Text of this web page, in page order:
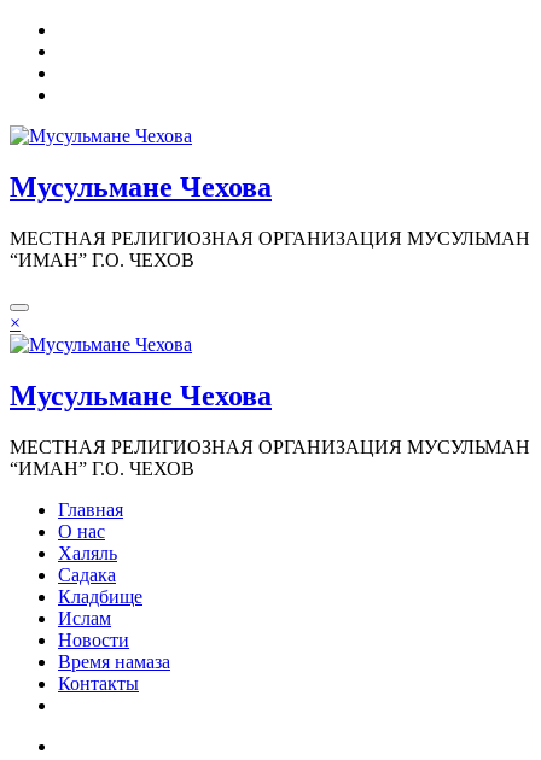
Перейти
содержимому
Мусульмане Чехова
МЕСТНАЯ РЕЛИГИОЗНАЯ ОРГАНИЗАЦИЯ МУСУЛЬМАН
“ИМАН” Г.О. ЧЕХОВ
×
Мусульмане Чехова
МЕСТНАЯ РЕЛИГИОЗНАЯ ОРГАНИЗАЦИЯ МУСУЛЬМАН
“ИМАН” Г.О. ЧЕХОВ
Главная
О нас
Халяль
Садака
Кладбище
Ислам
Новости
Время намаза
Контакты